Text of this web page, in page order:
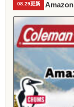
08.29更新